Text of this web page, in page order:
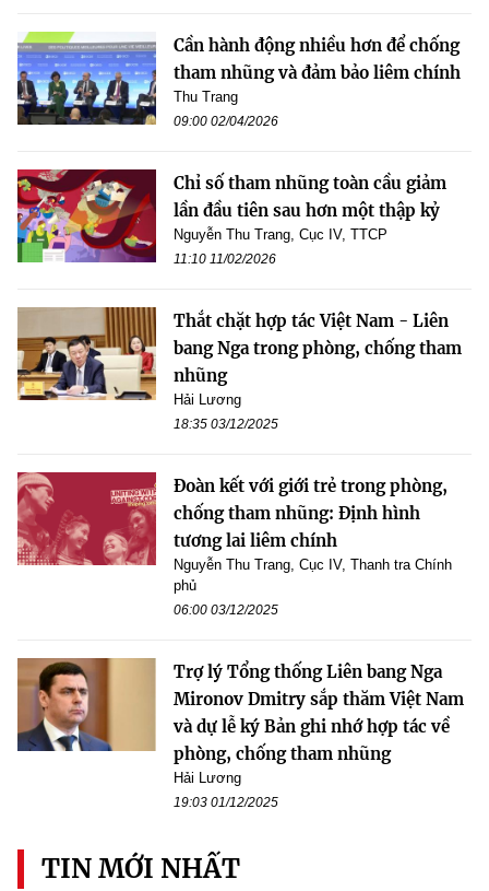
Cần hành động nhiều hơn để chống
tham nhũng và đảm bảo liêm chính
Thu Trang
09:00 02/04/2026
Chỉ số tham nhũng toàn cầu giảm
lần đầu tiên sau hơn một thập kỷ
Nguyễn Thu Trang, Cục IV, TTCP
11:10 11/02/2026
Thắt chặt hợp tác Việt Nam - Liên
bang Nga trong phòng, chống tham
nhũng
Hải Lương
18:35 03/12/2025
Đoàn kết với giới trẻ trong phòng,
chống tham nhũng: Định hình
tương lai liêm chính
Nguyễn Thu Trang, Cục IV, Thanh tra Chính
phủ
06:00 03/12/2025
Trợ lý Tổng thống Liên bang Nga
Mironov Dmitry sắp thăm Việt Nam
và dự lễ ký Bản ghi nhớ hợp tác về
phòng, chống tham nhũng
Hải Lương
19:03 01/12/2025
TIN MỚI NHẤT